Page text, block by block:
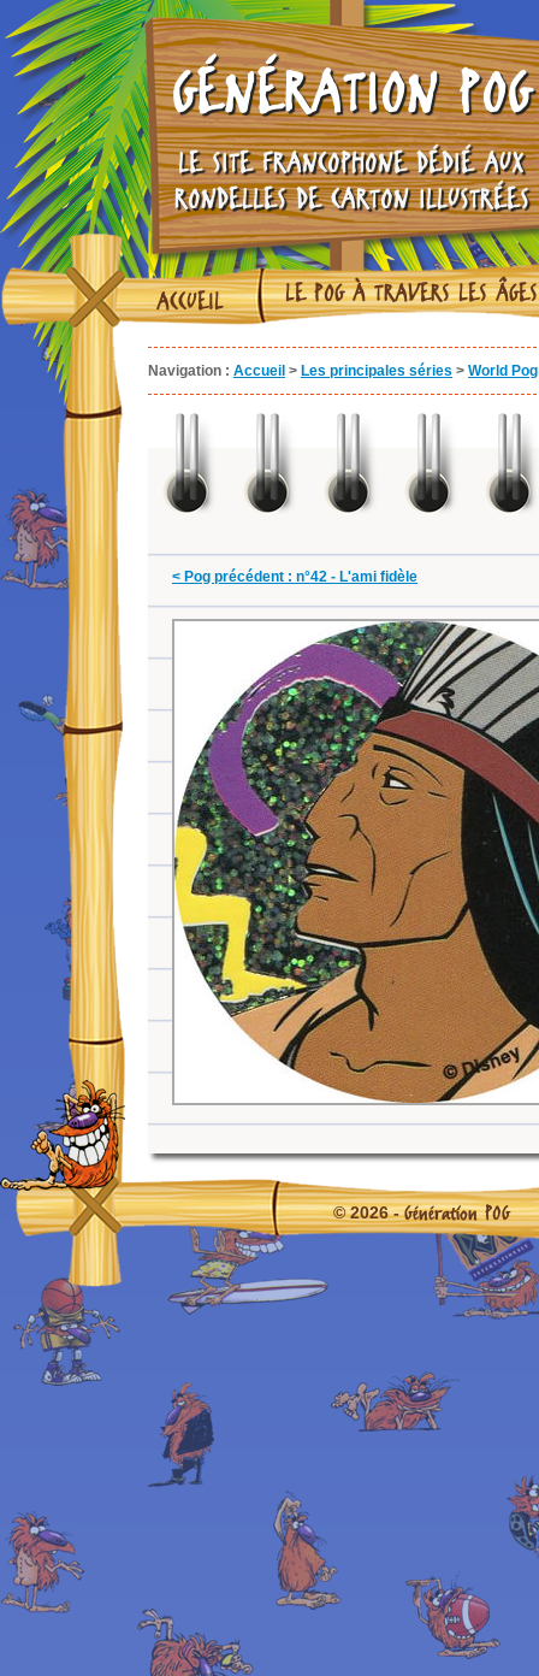
GÉNÉRATION POG
LE SITE FRANCOPHONE DÉDIÉ AUX
RONDELLES DE CARTON ILLUSTRÉES
ACCUEIL LE POG À TRAVERS LES ÂGES
Navigation : Accueil > Les principales séries > World
< Pog précédent : n°42 - L'ami fidèle
© 2026 -Génération POG